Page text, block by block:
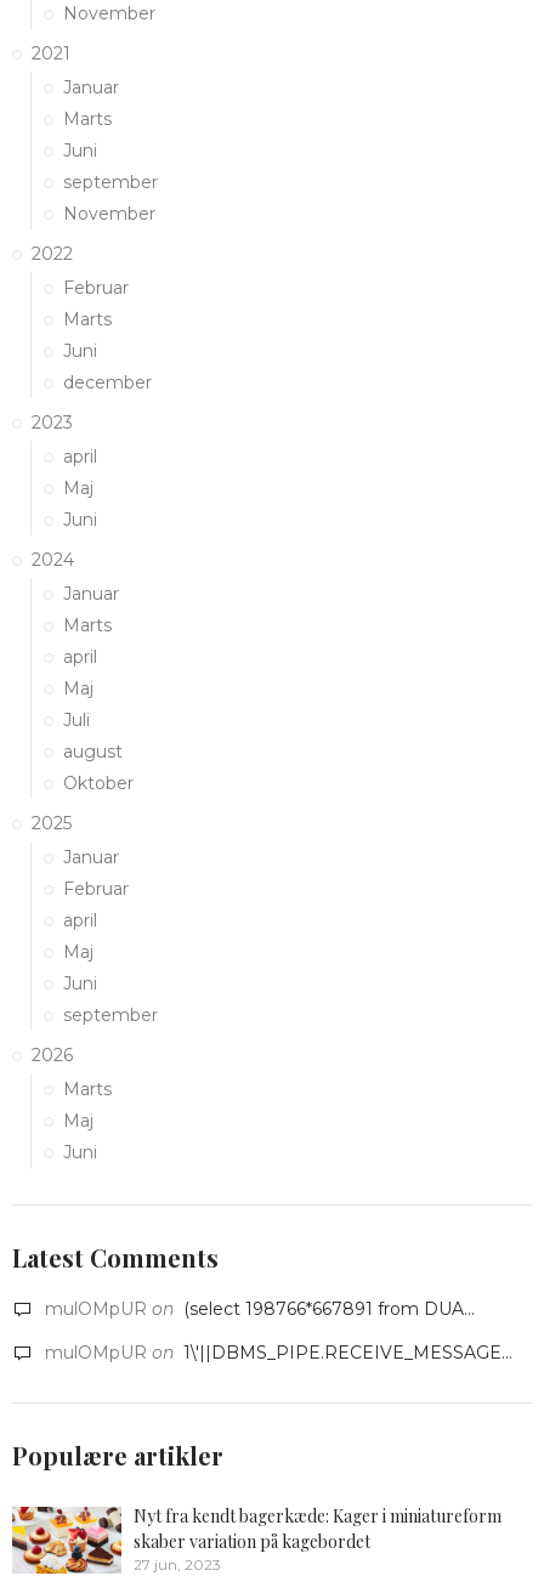
November
2021
Januar
Marts
Juni
september
November
2022
Februar
Marts
Juni
december
2023
april
Maj
Juni
2024
Januar
Marts
april
Maj
Juli
august
Oktober
2025
Januar
Februar
april
Maj
Juni
september
2026
Marts
Maj
Juni
Latest Comments
mulOMpUR on (select 198766*667891 from DUA...
mulOMpUR on 1\'||DBMS_PIPE.RECEIVE_MESSAGE...
Populære artikler
Nyt fra kendt bagerkæde: Kager i miniatureform
skaber variation på kagebordet
27 jun, 2023